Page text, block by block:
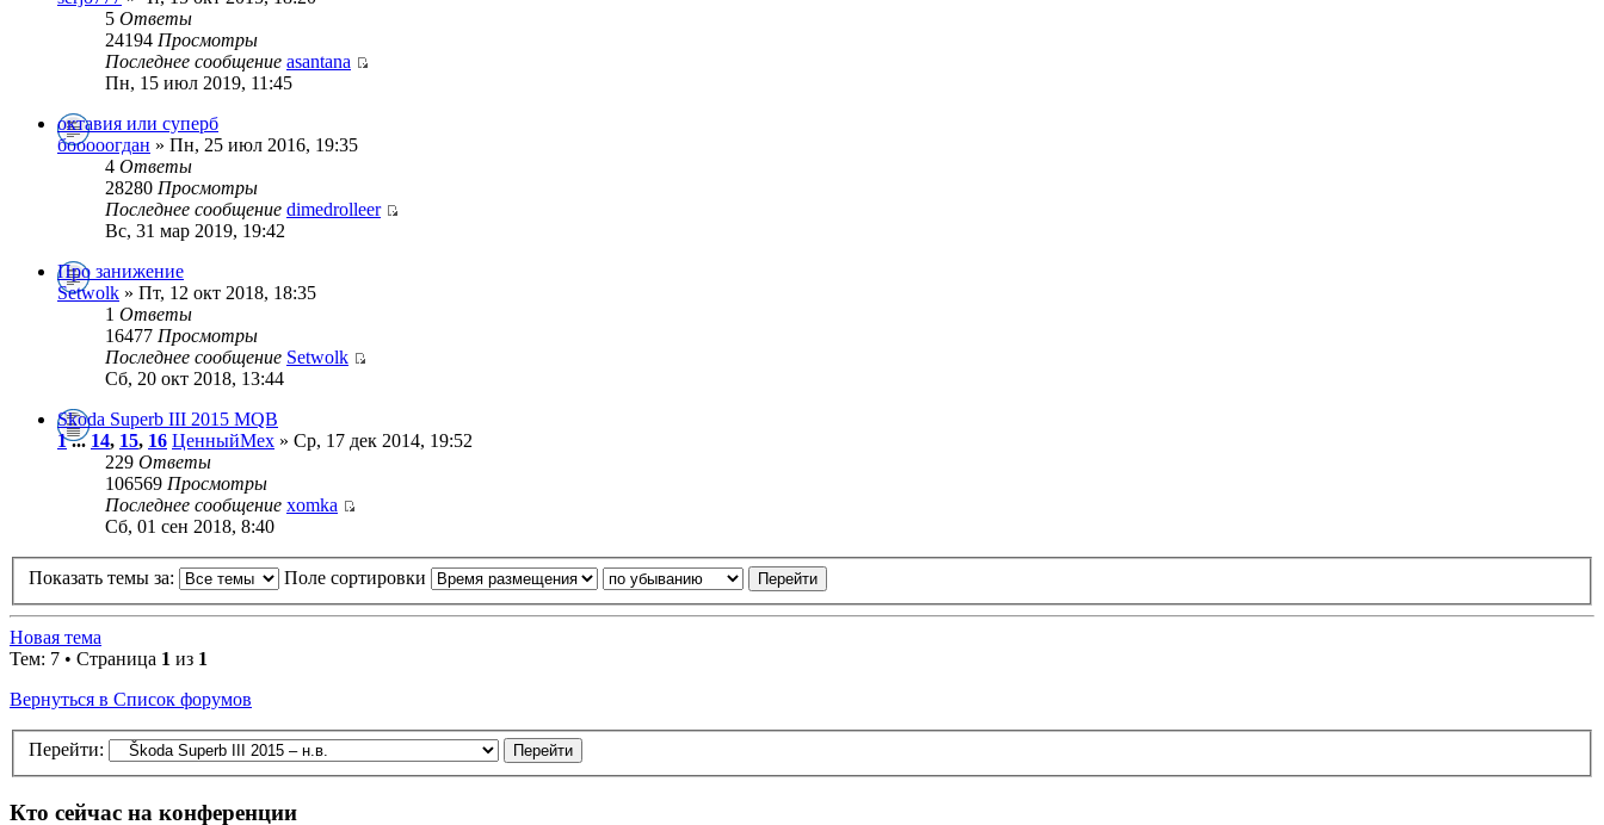
5 Ответы
24194 Просмотры
Последнее сообщение asantana
Пн, 15 июл 2019, 11:45
октавия или суперб
бооооогдан » Пн, 25 июл 2016, 19:35
4 Ответы
28280 Просмотры
Последнее сообщение dimedrolleer
Вс, 31 мар 2019, 19:42
Про занижение
Setwolk » Пт, 12 окт 2018, 18:35
1 Ответы
16477 Просмотры
Последнее сообщение Setwolk
Сб, 20 окт 2018, 13:44
Skoda Superb III 2015 MQB
1...14, 15, 16 ЦенныйМех » Ср, 17 дек 2014, 19:52
229 Ответы
106569 Просмотры
Последнее сообщение xomka
Сб, 01 сен 2018, 8:40
Показать темы за: Поле сортировки
Новая тема
Тем: 7 • Страница 1 из 1
Вернуться в Список форумов
Перейти:
Кто сейчас на конференции